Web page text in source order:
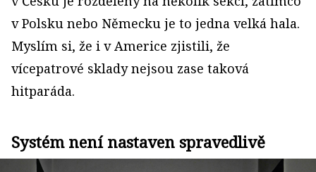
v Polsku nebo Německu je to jedna velká hala.
Myslím si, že i v Americe zjistili, že
vícepatrové sklady nejsou zase taková
hitparáda.
Systém není nastaven spravedlivě